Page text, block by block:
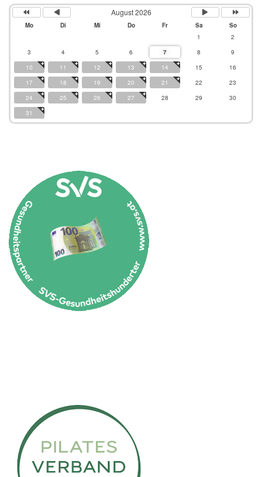
August 2026
Mo Di Mi Do Fr Sa
So
1
2
3
4 5 6 7 8
9
10
11 12 13 14 15
16
17
18 19 20 21 22
23
24
25 26 27 28 29
30
31